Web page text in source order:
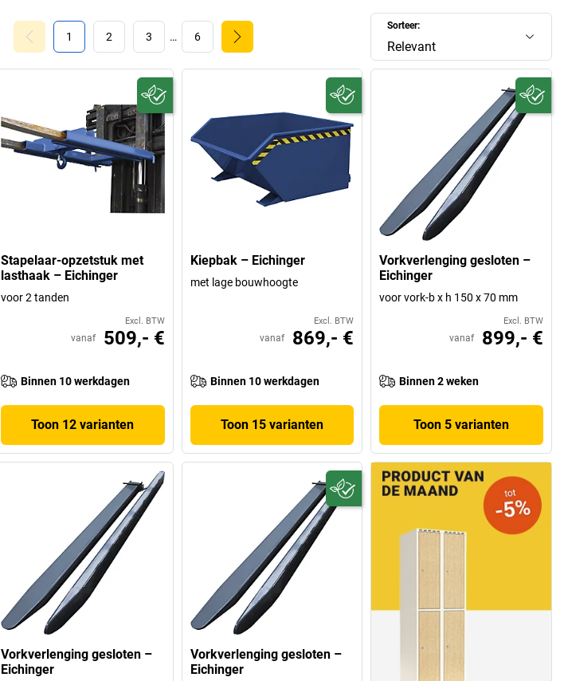
indrukwekkend succesverhaal. Wat begon als een smidse is nu uitgegroeid tot
een modern, innovatief bedrijf dat niet alleen in Europa, maar wereldwijd als
toonaangevend wordt beschouwd op het gebied van kwaliteit en innovatie.
Ontdek nu producten van Eichinger in ons assortiment
Sorteer:
Relevant
1 2 3 … 6
Stapelaar-opzetstuk met
lasthaak – Eichinger
voor 2 tanden
Excl. BTW
vanaf 509,- €
Binnen 10 werkdagen
Toon 12 varianten
Kiepbak – Eichinger
met lage bouwhoogte
Excl. BTW
vanaf 869,- €
Binnen 10 werkdagen
Toon 15 varianten
Vorkverlenging gesloten –
Eichinger
voor vork-b x h 150 x 70 mm
Excl. BTW
vanaf 899,- €
Binnen 2 weken
Toon 5 varianten
Vorkverlenging gesloten –
Eichinger
Vorkverlenging gesloten –
Eichinger